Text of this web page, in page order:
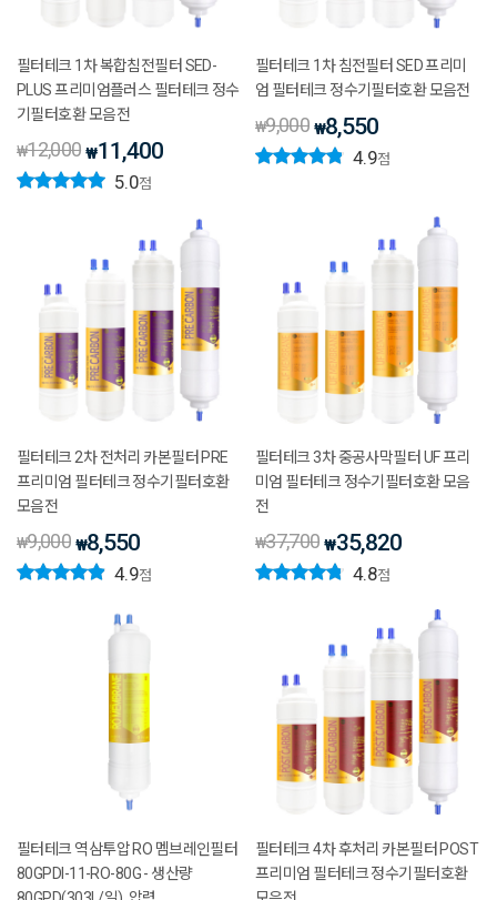
필터테크 1차 복합침전필터 SED-
PLUS 프리미엄플러스 필터테크 정수
기필터호환 모음전
₩12,000 ₩11,400
5.0점
필터테크 1차 침전필터 SED 프리미
엄 필터테크 정수기필터호환 모음전
₩9,000 ₩8,550
4.9점
필터테크 2차 전처리 카본필터 PRE
프리미엄 필터테크 정수기필터호환
모음전
₩9,000 ₩8,550
4.9점
필터테크 3차 중공사막필터 UF 프리
미엄 필터테크 정수기필터호환 모음
전
₩37,700 ₩35,820
4.8점
필터테크 역삼투압 RO 멤브레인필터
80GPDI-11-RO-80G - 생산량
필터테크 4차 후처리 카본필터 POST
프리미엄 필터테크 정수기필터호환